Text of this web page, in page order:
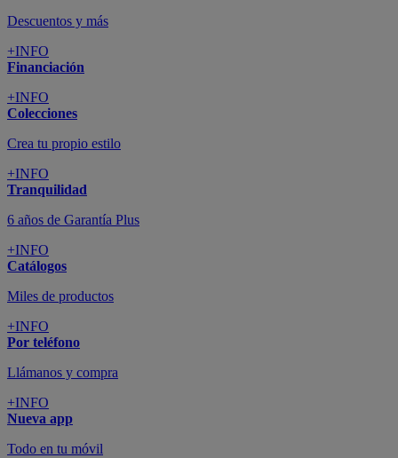
Descuentos y más
+INFO
Financiación
+INFO
Colecciones
Crea tu propio estilo
+INFO
Tranquilidad
6 años de Garantía Plus
+INFO
Catálogos
Miles de productos
+INFO
Por teléfono
Llámanos y compra
+INFO
Nueva app
Todo en tu móvil